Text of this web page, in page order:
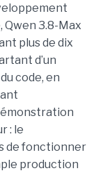
Qwen 3.8-Max
plus de dix
d’un
code, en
: le
de fonctionner
production